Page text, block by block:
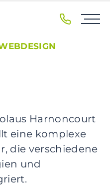
Harnoncourt
eine komplexe
die verschiedene
und